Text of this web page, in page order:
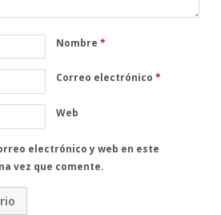
Nombre*
Correo electrónico*
Web
electrónico y web en este
vez que comente.